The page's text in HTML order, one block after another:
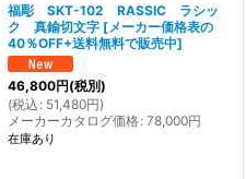
福彫 SKT-102 RASSIC ラシッ
ク 真鍮切文字 [ メーカー価格表の
40％OFF+送料無料で販売中]
46,800円(税別)
(税込 : 51,480円)
メーカーカタログ価格: 78,000円
在庫あり